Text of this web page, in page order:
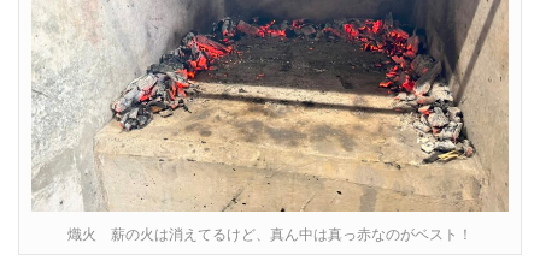
熾火 薪の火は消えてるけど、真ん中は真っ赤なのがベスト！